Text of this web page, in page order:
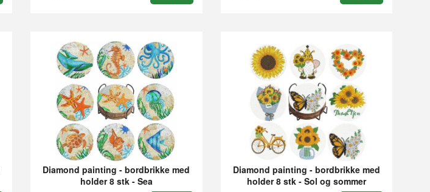
Diamond painting - bordbrikke med
holder 8 stk - Sea
Diamond painting - bordbrikke med
holder 8 stk - Sol og sommer